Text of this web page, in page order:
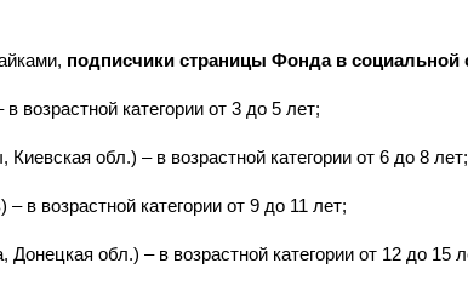
подписчики страницы Фонда в социальной
возрастной категории от 3 до 5 лет;
обл.) – в возрастной категории от 6 до 8 лет;
в возрастной категории от 9 до 11 лет;
Донецкая обл.) – в возрастной категории от 12 до 15